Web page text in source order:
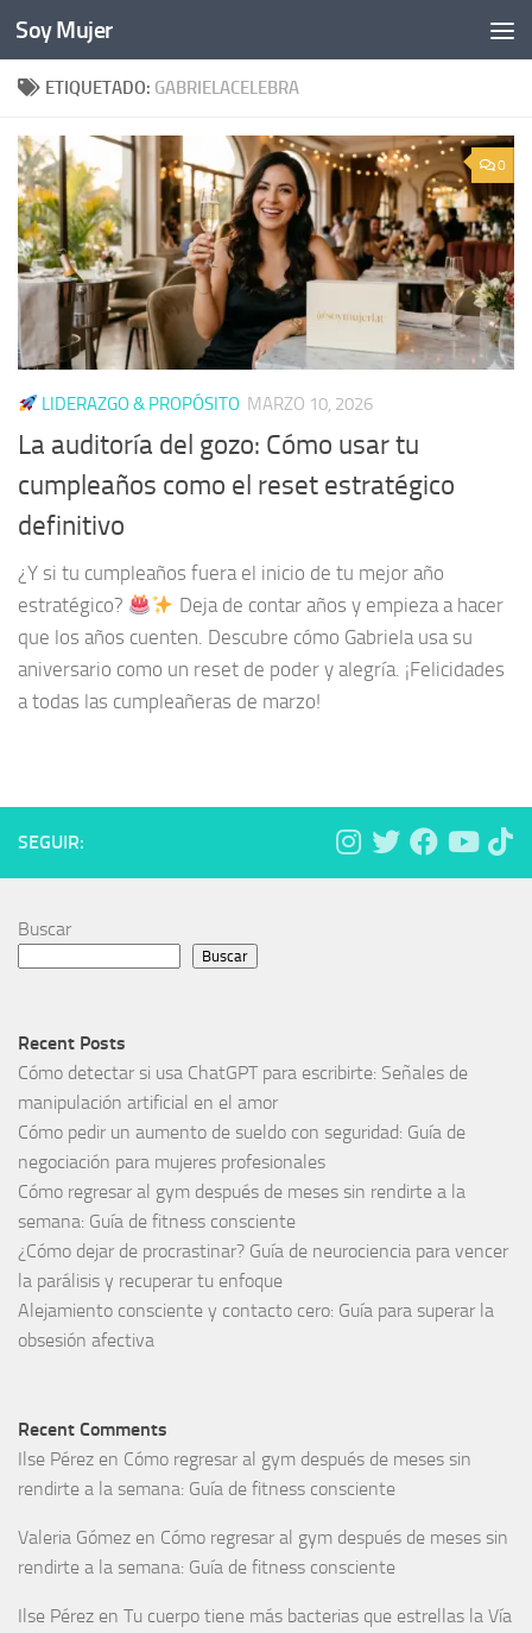
Bajo el contenido
Soy Mujer
ETIQUETADO: GABRIELACELEBRA
0
LIDERAZGO & PROPÓSITO MARZO 10, 2026
La auditoría del gozo: Cómo usar tu
cumpleaños como el reset estratégico
definitivo
¿Y si tu cumpleaños fuera el inicio de tu mejor año
estratégico?
Deja de contar años y empieza a hacer
que los años cuenten. Descubre cómo Gabriela usa su
aniversario como un reset de poder y alegría. ¡Felicidades
a todas las cumpleañeras de marzo!
SEGUIR:
Buscar
Buscar
Recent Posts
Cómo detectar si usa ChatGPT para escribirte: Señales de
manipulación artificial en el amor
Cómo pedir un aumento de sueldo con seguridad: Guía de
negociación para mujeres profesionales
Cómo regresar al gym después de meses sin rendirte a la
semana: Guía de fitness consciente
¿Cómo dejar de procrastinar? Guía de neurociencia para vencer
la parálisis y recuperar tu enfoque
Alejamiento consciente y contacto cero: Guía para superar la
obsesión afectiva
Recent Comments
Ilse Pérez en Cómo regresar al gym después de meses sin
rendirte a la semana: Guía de fitness consciente
Valeria Gómez en Cómo regresar al gym después de meses sin
rendirte a la semana: Guía de fitness consciente
Ilse Pérez en Tu cuerpo tiene más bacterias que estrellas la Vía